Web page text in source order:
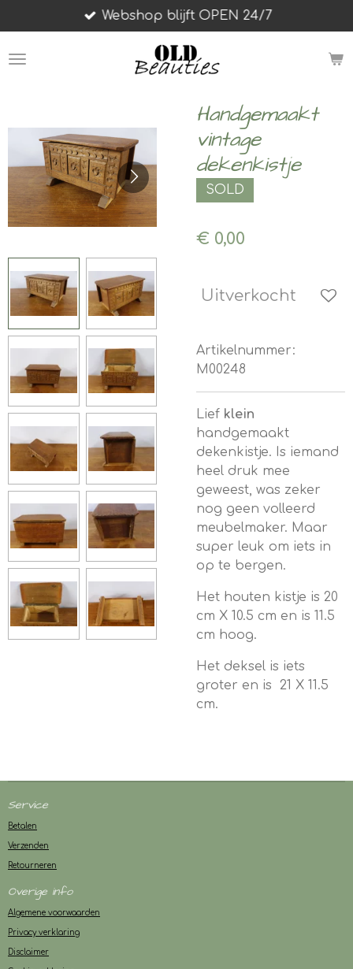
direct
naar
Webshop blijft OPEN 24/7
Handgemaakt
vintage
dekenkistje
SOLD
€ 0,00
Uitverkocht
Artikelnummer:
M00248
Lief klein
handgemaakt
dekenkistje. Is iemand
heel druk mee
geweest, was zeker
nog geen volleerd
meubelmaker. Maar
super leuk om iets in
op te bergen.
Het houten kistje is 20
cm X 10.5 cm en is 11.5
cm hoog.
Het deksel is iets
groter en is 21 X 11.5
cm.
Service
Betalen
Verzenden
Retourneren
Overige info
Algemene voorwaarden
Privacy verklaring
Disclaimer